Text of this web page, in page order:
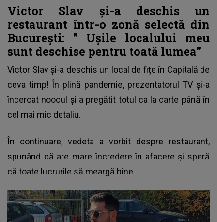
Victor Slav și-a deschis un
restaurant într-o zonă selectă din
București: ” Ușile localului meu
sunt deschise pentru toată lumea”
Victor Slavși-a deschis un local de fițe în Capitală de
ceva timp! În plină pandemie, prezentatorul TV și-a
încercat noocul și a pregătit totul ca la carte până în
cel mai mic detaliu.
În continuare, vedeta a vorbit despre restaurant,
spunând că are mare încredere în afacere și speră
că toate lucrurile să meargă bine.